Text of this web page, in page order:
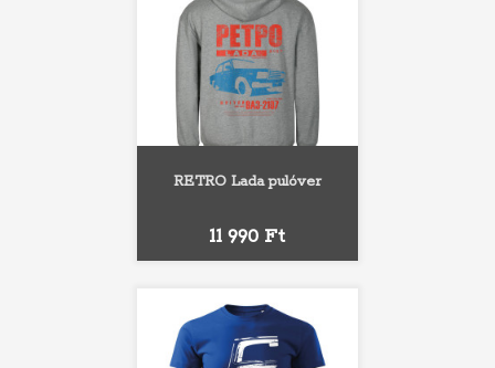
RETRO Lada pulóver
Ár
11 990 Ft